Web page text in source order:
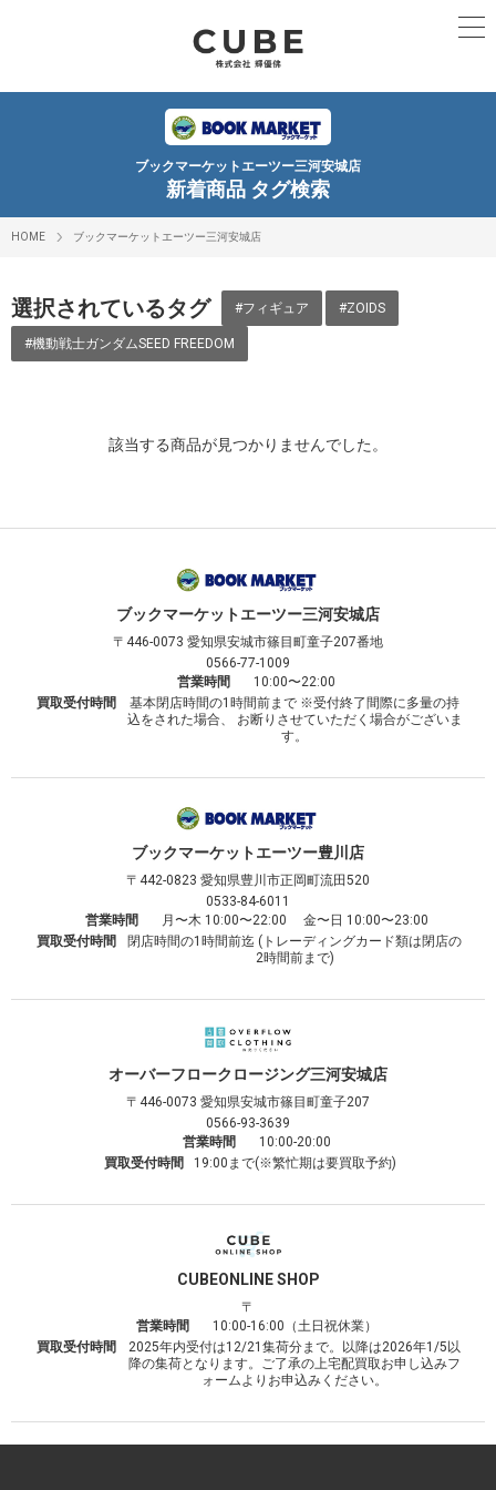
ブックマーケットエーツー三河安城店
新着商品 タグ検索
HOME ブックマーケットエーツー三河安城店
選択されているタグ #フィギュア #ZOIDS
#機動戦士ガンダムSEED FREEDOM
該当する商品が見つかりませんでした。
ブックマーケットエーツー三河安城店
〒446-0073 愛知県安城市篠目町童子207番地
0566-77-1009
営業時間
10:00〜22:00
買取受付時間
基本閉店時間の1時間前まで ※受付終了間際に多量の持
込をされた場合、 お断りさせていただく場合がございま
す。
ブックマーケットエーツー豊川店
〒442-0823 愛知県豊川市正岡町流田520
0533-84-6011
営業時間
月〜木 10:00〜22:00 金〜日 10:00〜23:00
買取受付時間
閉店時間の1時間前迄 (トレーディングカード類は閉店の
2時間前まで)
オーバーフロークロージング三河安城店
〒446-0073 愛知県安城市篠目町童子207
0566-93-3639
営業時間
10:00-20:00
買取受付時間
19:00まで(※繁忙期は要買取予約)
CUBEONLINE SHOP
〒
営業時間
10:00-16:00（土日祝休業）
買取受付時間
2025年内受付は12/21集荷分まで。以降は2026年1/5以
降の集荷となります。ご了承の上宅配買取お申し込みフ
ォームよりお申込みください。